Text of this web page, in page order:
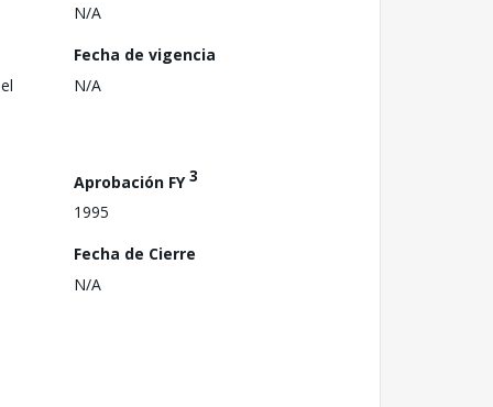
N/A
Fecha de vigencia
N/A
Aprobación FY3
1995
Fecha de Cierre
N/A